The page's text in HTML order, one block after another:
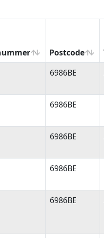
Postcode
Postcode
6986BE
6986BE
6986BE
6986BE
6986BE